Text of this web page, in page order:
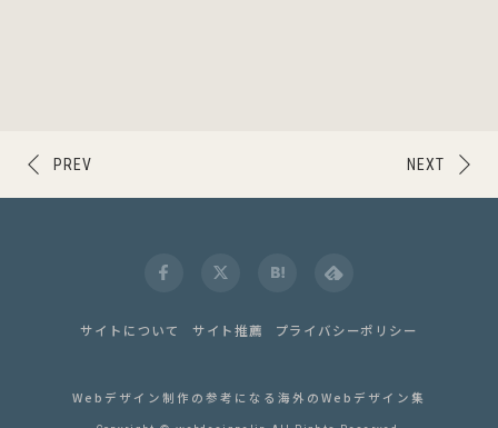
NEXT
PREV
サイトについて サイト推薦 プライバシーポリシー
Webデザイン制作の参考になる海外のWebデザイン集